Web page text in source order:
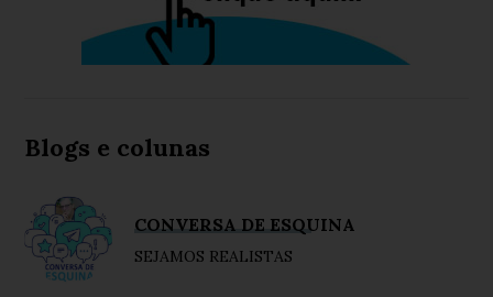
Blogs e colunas
CONVERSA DE ESQUINA
SEJAMOS REALISTAS